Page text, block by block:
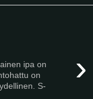
›
ipa on
on
S-